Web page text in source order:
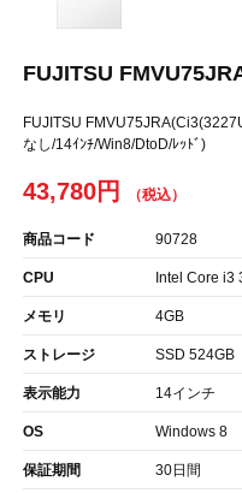
FUJITSU
FUJITSU
なし/14ｲﾝﾁ/Win8/DtoD/ﾚｯﾄﾞ)
43,780円
商品コード 90728
CPU Intel Core i3
メモリ 4GB
ストレージ SSD 524GB
表示能力 14インチ
OS Windows 8
保証期間 30日間